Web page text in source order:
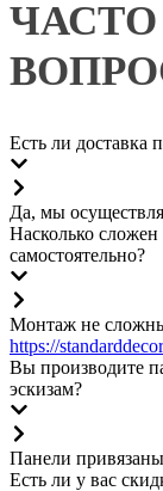
Есть ли доставка
Да, мы
Насколько
самостоятельно?
Монтаж не
https://
Вы производите
эскизам?
Панели
Есть ли у вас